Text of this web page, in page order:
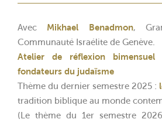
Avec Mikhael Benadmon,
Communauté Israélite de Genève.
Atelier de réflexion
fondateurs du judaïsme
Thème du dernier semestre 2025 :
tradition biblique au monde
(Le thème du 1er semestre